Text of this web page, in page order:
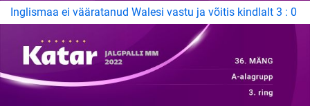
Inglismaa ei vääratanud Walesi vastu ja võitis kindlalt 3 : 0